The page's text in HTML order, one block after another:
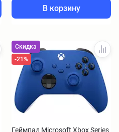
В корзину
Скидка
-21%
Геймпад Microsoft Xbox Series